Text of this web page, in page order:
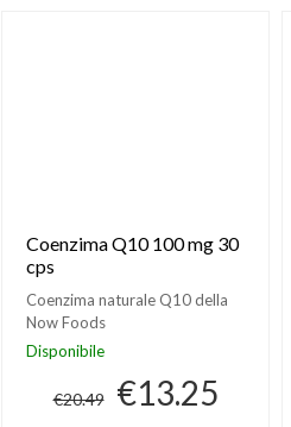
Coenzima Q10 100 mg 30
cps
Coenzima naturale Q10 della
Now Foods
Disponibile
€20.49 €13.25